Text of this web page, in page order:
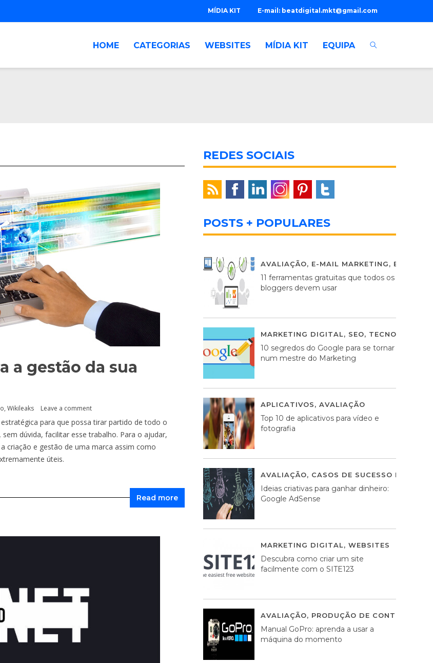
E-mail: beatdigital.mkt@gmail.com
MÍDIA KIT
HOME CATEGORIAS WEBSITES MÍDIA KIT EQUIPA
a gestão da sua
, Wikileaks Leave a comment
para que possa tirar partido de todo o
dúvida, facilitar esse trabalho. Para o ajudar,
criação e gestão de uma marca assim como
úteis.
Read more
REDES SOCIAIS
POSTS + POPULARES
AVALIAÇÃO, E-MAIL MARKETING,
11 ferramentas gratuitas que todos os
bloggers devem usar
MARKETING DIGITAL, SEO, TECNOLOGIA
10 segredos do Google para se tornar
num mestre do Marketing
APLICATIVOS, AVALIAÇÃO
Top 10 de aplicativos para vídeo e
fotografia
AVALIAÇÃO, CASOS DE SUCESSO DE
Ideias criativas para ganhar dinheiro:
Google AdSense
MARKETING DIGITAL, WEBSITES
Descubra como criar um site
facilmente com o SITE123
AVALIAÇÃO, PRODUÇÃO DE CONTEÚDOS
Manual GoPro: aprenda a usar a
máquina do momento